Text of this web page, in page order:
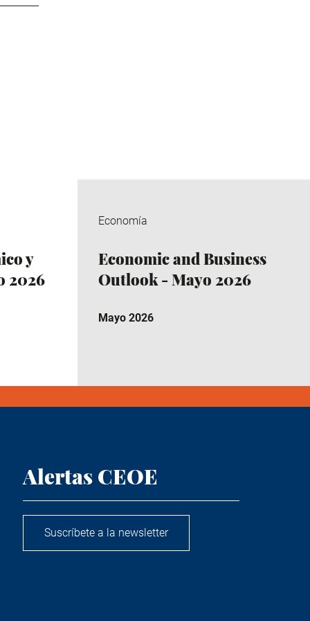
y
2026
Economía
Economic and Business
Outlook - Mayo 2026
Mayo 2026
Alertas CEOE
Suscríbete a la newsletter